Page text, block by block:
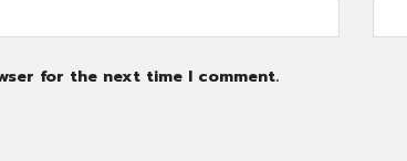
for the next time I comment.